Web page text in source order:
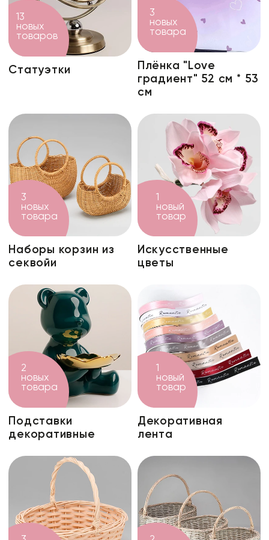
Искусственные цветы и растения
Декоративные вазы, кашпо
Свечи
13
новых
товаров
Статуэтки
3
новых
товара
Плёнка "Love
градиент" 52 см * 53
см
3
новых
товара
Наборы корзин из
секвойи
1
новый
товар
Искусственные
цветы
2
новых
товара
Подставки
декоративные
1
новый
товар
Декоративная
лента